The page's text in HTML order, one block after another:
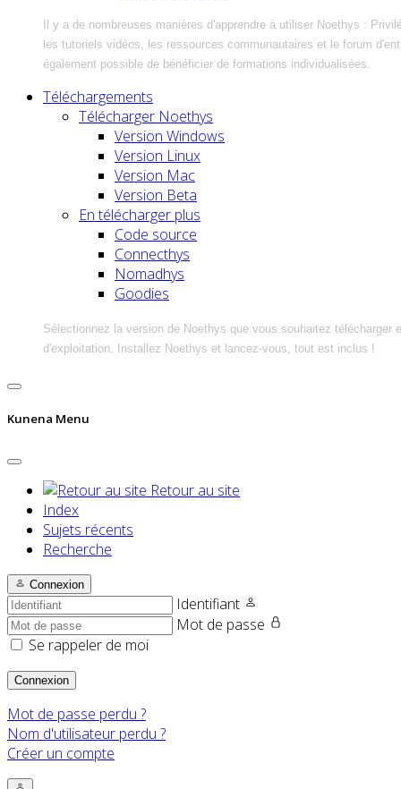
Il y a de nombreuses manières d'apprendre à utiliser Noethys :
les tutoriels vidéos, les ressources communautaires et le forum
également possible de bénéficier de formations individualisées.
Téléchargements
Télécharger Noethys
Version Windows
Version Linux
Version Mac
Version Beta
En télécharger plus
Code source
Connecthys
Nomadhys
Goodies
Sélectionnez la version de Noethys que vous souhaitez télécharger
d'exploitation. Installez Noethys et lancez-vous, tout est inclus !
Kunena Menu
Retour au site
Index
Sujets récents
Recherche
Connexion
Identifiant
Mot de passe
Se rappeler de moi
Connexion
Mot de passe perdu ?
Nom d'utilisateur perdu ?
Créer un compte